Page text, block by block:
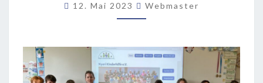
12. Mai 2023 Webmaster